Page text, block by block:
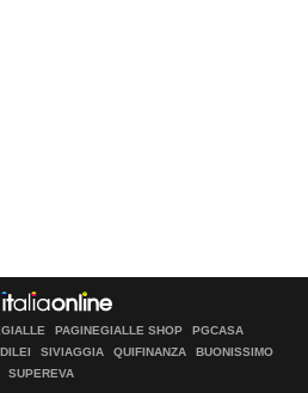
PAGINEGIALLE SHOP
PGCASA
DILEI SIVIAGGIA QUIFINANZA
BUONISSIMO
SUPEREVA